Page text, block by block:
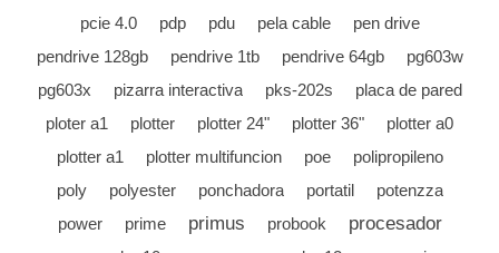
pcie 4.0
pdp pdu pela cable
pen drive
pendrive 128gb
pendrive 1tb pendrive 64gb
pg603w
pg603x
pizarra interactiva pks-202s
placa de pared
ploter a1
plotter plotter 24" plotter 36"
plotter a0
plotter a1
plotter multifuncion poe
polipropileno
poly
polyester ponchadora portatil
potenzza
power
prime primus probook procesador